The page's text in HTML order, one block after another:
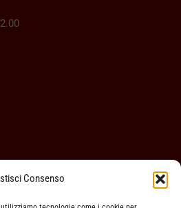
Consenso